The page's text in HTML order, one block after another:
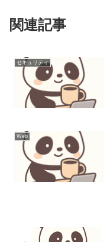
関連記事
セキュリティ
Web